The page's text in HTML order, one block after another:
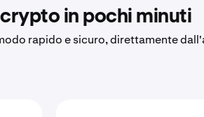
in pochi minuti
rapido e sicuro, direttamente